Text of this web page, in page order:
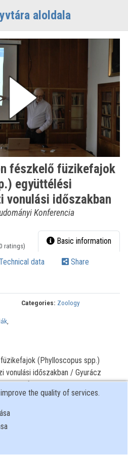
aloldala
fészkelő füzikefajok
együttélési
vonulási időszakban
Konferencia
ratings) Basic information
data Share
Categories: Zoology
,
(Phylloscopus spp.)
vonulási időszakban / Gyurácz
József, Illés Péter, Koszorús Péter,
Németh Csaba, Molnár Péter, Varga
2024. XX. Regionális
előadásai ELTE Berzsenyi
the quality of services.